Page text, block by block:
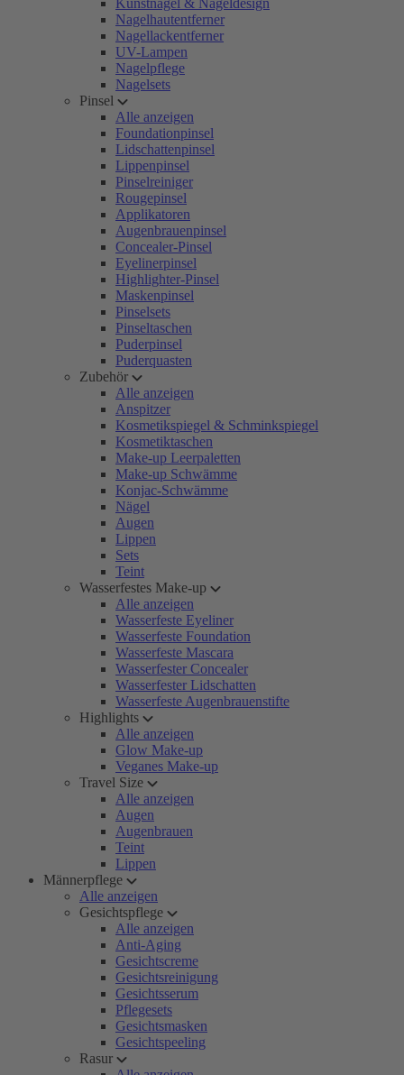
Kunstnägel & Nageldesign
Nagelhautentferner
Nagellackentferner
UV-Lampen
Nagelpflege
Nagelsets
Pinsel
Alle anzeigen
Foundationpinsel
Lidschattenpinsel
Lippenpinsel
Pinselreiniger
Rougepinsel
Applikatoren
Augenbrauenpinsel
Concealer-Pinsel
Eyelinerpinsel
Highlighter-Pinsel
Maskenpinsel
Pinselsets
Pinseltaschen
Puderpinsel
Puderquasten
Zubehör
Alle anzeigen
Anspitzer
Kosmetikspiegel & Schminkspiegel
Kosmetiktaschen
Make-up Leerpaletten
Make-up Schwämme
Konjac-Schwämme
Nägel
Augen
Lippen
Sets
Teint
Wasserfestes Make-up
Alle anzeigen
Wasserfeste Eyeliner
Wasserfeste Foundation
Wasserfeste Mascara
Wasserfester Concealer
Wasserfester Lidschatten
Wasserfeste Augenbrauenstifte
Highlights
Alle anzeigen
Glow Make-up
Veganes Make-up
Travel Size
Alle anzeigen
Augen
Augenbrauen
Teint
Lippen
Männerpflege
Alle anzeigen
Gesichtspflege
Alle anzeigen
Anti-Aging
Gesichtscreme
Gesichtsreinigung
Gesichtsserum
Pflegesets
Gesichtsmasken
Gesichtspeeling
Rasur